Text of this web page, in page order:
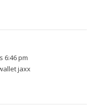
6:46 pm
jaxx